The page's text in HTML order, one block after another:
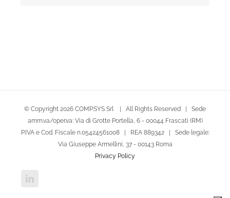
© Copyright 2026 COMP.SYS Srl | All Rights Reserved | Sede
amm.va/oper.va: Via di Grotte Portella, 6 - 00044 Frascati (RM)
P.IVA e Cod. Fiscale n.05424561008 | REA 889342 | Sede legale:
Via Giuseppe Armellini, 37 - 00143 Roma
Privacy Policy
LinkedIn